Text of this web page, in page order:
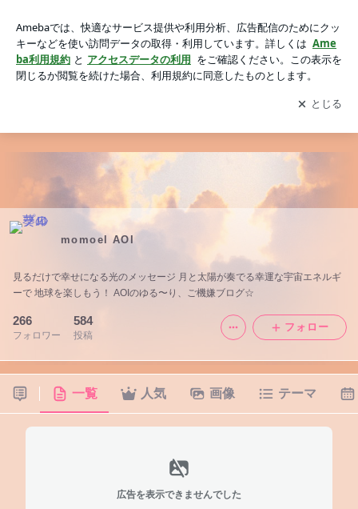
アプリをダウンロードして ブログの更新通知
を受け取りまし
ょう。
開く
momoel AOI
見るだけで幸せになる光のメッセージ 月と太陽が奏でる幸運な宇宙エネルギ
ーで 地球を楽しもう！ AOIのゆる〜り、ご機嫌ブログ☆
266
フォロワー
584
投稿
フォロー
一覧 人気 画像 テーマ
広告を表示できませんでした